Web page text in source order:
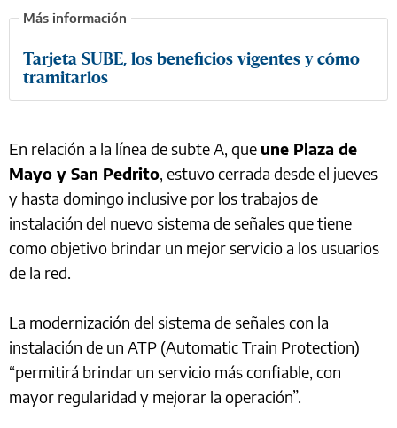
Tarjeta SUBE, los beneficios vigentes y cómo
tramitarlos
En relación a la línea de subte A, que une Plaza de
Mayo y San Pedrito, estuvo cerrada desde el jueves
y hasta domingo inclusive por los trabajos de
instalación del nuevo sistema de señales que tiene
como objetivo brindar un mejor servicio a los usuarios
de la red.
La modernización del sistema de señales con la
instalación de un ATP (Automatic Train Protection)
“permitirá brindar un servicio más confiable, con
mayor regularidad y mejorar la operación”.